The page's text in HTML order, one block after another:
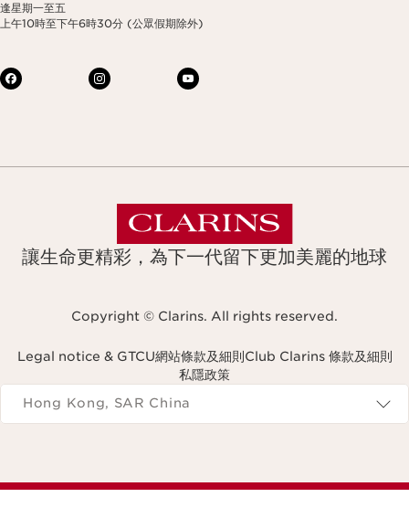
逢星期一至五
上午10時至下午6時30分 (公眾假期除外)
讓生命更精彩，為下一代留下更加美麗的地球
Copyright © Clarins. All rights reserved.
Legal notice & GTCU網站條款及細則 Club Clarins 條款及細則
私隱政策
Navigates to
Hong Kong, SAR China